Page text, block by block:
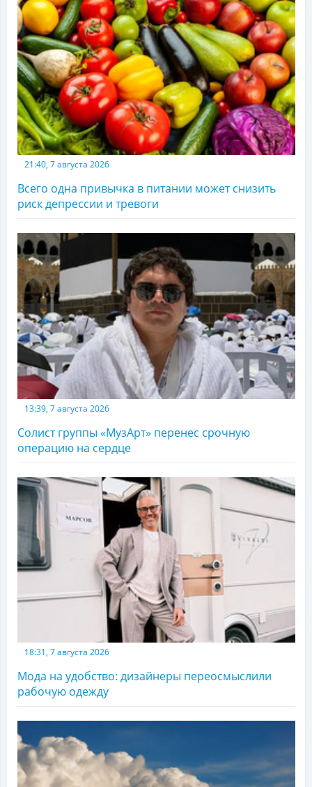
21:40, 7 августа 2026
Всего одна привычка в питании может снизить
риск депрессии и тревоги
13:39, 7 августа 2026
Солист группы «МузАрт» перенес срочную
операцию на сердце
18:31, 7 августа 2026
Мода на удобство: дизайнеры переосмыслили
рабочую одежду